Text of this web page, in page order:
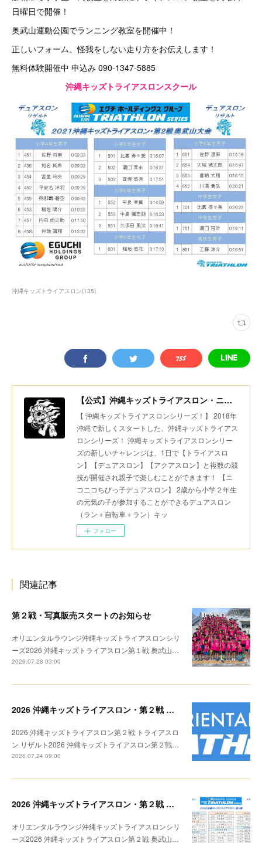
日曜日で開催！
奥武山運動公園でランニング教室を開催中！
正しいフォーム、怪我をしない走り方をお伝えします！
無料体験開催中 申込み 090-1347-5885
沖縄キッズトライアスロンスクール
沖縄キッズトライアスロン(135)
【公式】沖縄キッズトライアスロン・ニコニコちびっ子デュアスロン・美ら島スポーツ
【 沖縄キッズトライアスロンシリーズ！】 2018年
沖縄で新しくスタートした、沖縄キッズトライアス
ロンシリーズ！ 沖縄キッズトライアスロンシリー
ズの新しいチャレンジは、1日で【トライアスロ
ン】【デュアスロン】【アクアスロン】と複数の競
技が開催され親子で楽しむことができます！ 【ニ
コニコちびっ子デュアスロン】 2歳から小学２年生
の元気の子が参加することができるデュアスロン
（ラン＋自転車＋ラン）キッ
フォロー
関連記事
第２戦・写真販売スタートのお知らせ
オリエンタルラウンジ沖縄キッズトライアスロンシリ
ーズ2026 沖縄キッズトライアスロン第１戦 奥武山…
2026.07.28 03:00
2026 沖縄キッズトライアスロン・第２戦 リザルト
2026 沖縄キッズトライアスロン第２戦 トライアスロ
ン リザルト2026 沖縄キッズトライアスロン第２戦…
2026.07.24 09:00
2026 沖縄キッズトライアスロン・第２戦 トライアスロン リザルト
オリエンタルラウンジ沖縄キッズトライアスロンシリ
ーズ2026 沖縄キッズトライアスロン第２戦 奥武山…